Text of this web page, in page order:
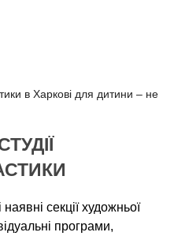
в Харкові для дитини – не
секції художньої
програми,